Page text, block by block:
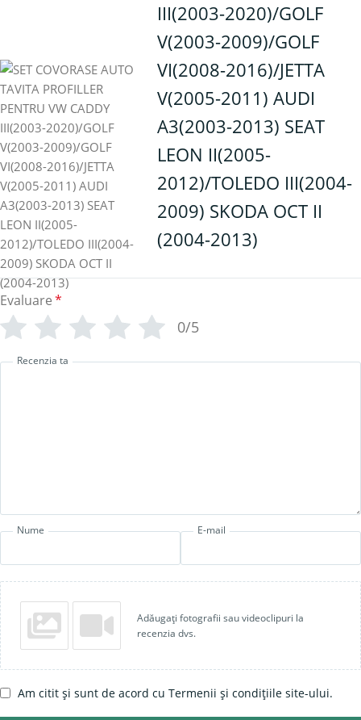
III(2003-2020)/GOLF
V(2003-2009)/GOLF
VI(2008-2016)/JETTA
V(2005-2011) AUDI
A3(2003-2013) SEAT
LEON II(2005-
2012)/TOLEDO III(2004-
2009) SKODA OCT II
(2004-2013)
Evaluare*
0/5
Recenzia ta
Nume E-mail
Adăugați fotografii sau videoclipuri la
recenzia dvs.
Am citit și sunt de acord cu Termenii și condițiile site-ului.